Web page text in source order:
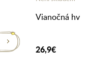
Vianočná
26,9€